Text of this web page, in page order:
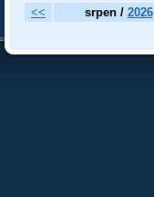
<< srpen / 2026